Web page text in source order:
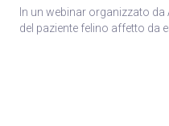
In un webinar organizzato
del paziente felino affetto da